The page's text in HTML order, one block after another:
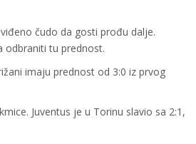
čudo da gosti prođu dalje.
odbraniti tu prednost.
imaju prednost od 3:0 iz prvog
Juventus je u Torinu slavio sa 2:1,